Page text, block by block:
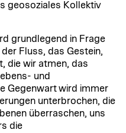
geosoziales Kollektiv
grundlegend in Frage
Fluss, das Gestein,
die wir atmen, das
und
Gegenwart wird immer
unterbrochen, die
überraschen, uns
die